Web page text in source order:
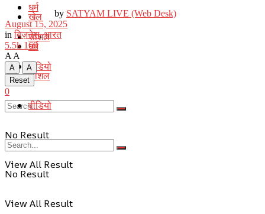
धर्म
सोशल
वीडियो
No Result
View All Result
खेल
धर्म
सोशल
वीडियो
No Result
View All Result
by SATYAM LIVE (Web Desk)
August 15, 2025
in बिज़नेस,भारत
5.5k 169
A A
A
A
Reset
0